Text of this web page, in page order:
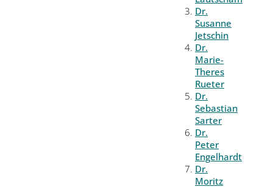
Dr.
Susanne
Jetschin
Dr.
Marie-
Theres
Rueter
Dr.
Sebastian
Sarter
Dr.
Peter
Engelhardt
Dr.
Moritz